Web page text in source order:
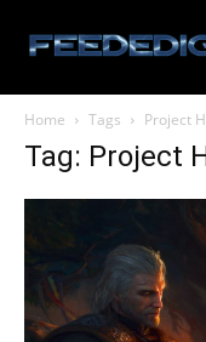
Home Tags Project
Tag: Project